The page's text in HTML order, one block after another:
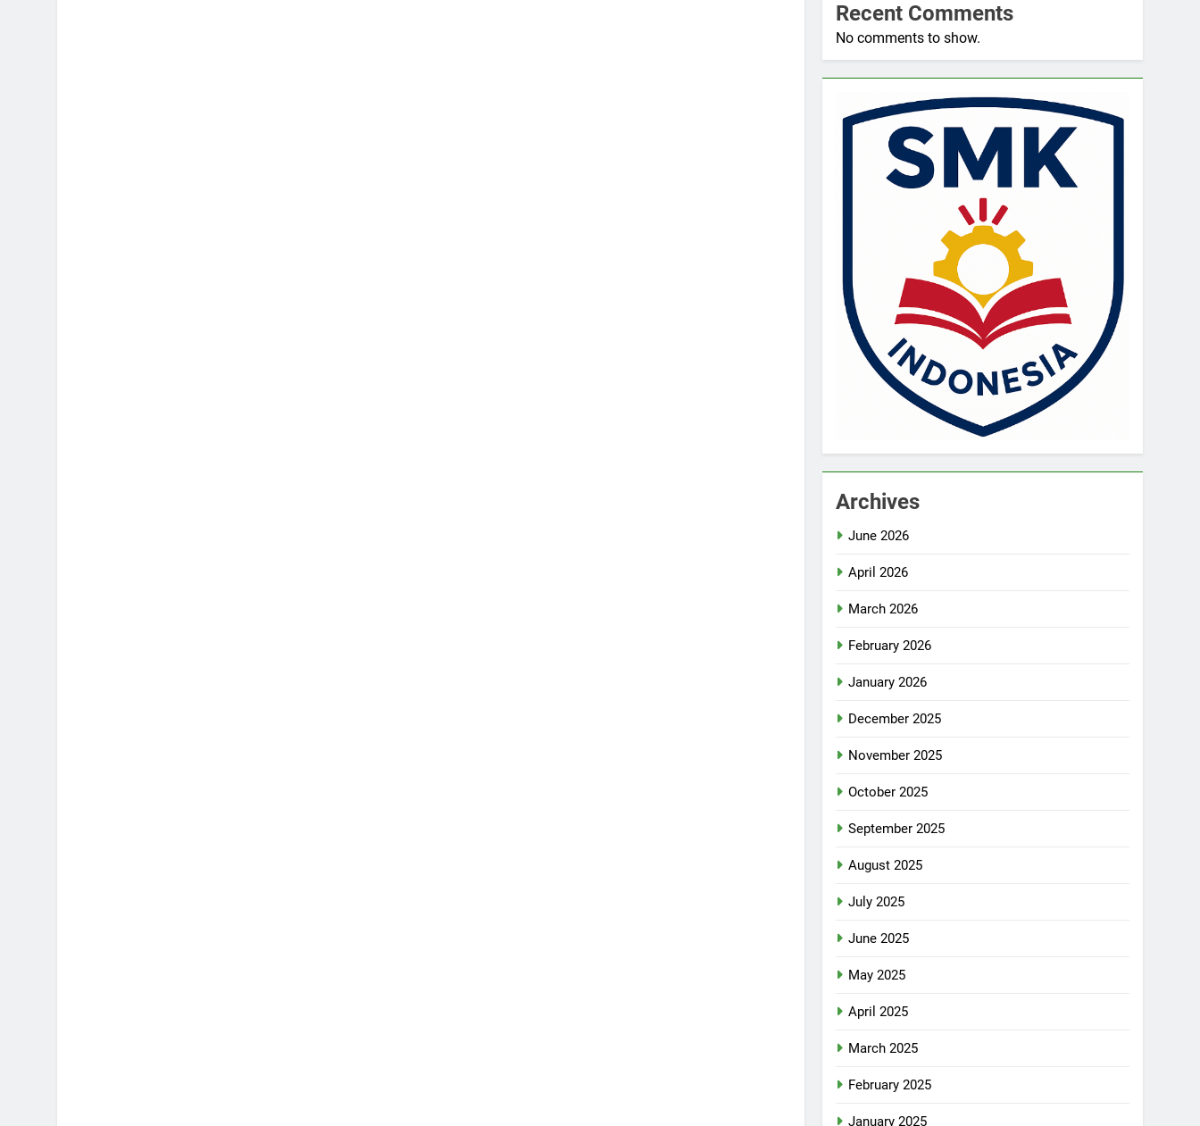
Recent Comments
No comments to show.
Archives
June 2026
April 2026
March 2026
February 2026
January 2026
December 2025
November 2025
October 2025
September 2025
August 2025
July 2025
June 2025
May 2025
April 2025
March 2025
February 2025
January 2025